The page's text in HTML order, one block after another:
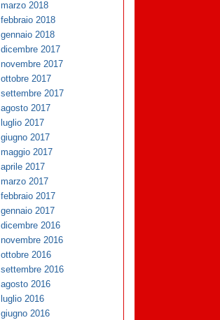
marzo 2018
febbraio 2018
gennaio 2018
dicembre 2017
novembre 2017
ottobre 2017
settembre 2017
agosto 2017
luglio 2017
giugno 2017
maggio 2017
aprile 2017
marzo 2017
febbraio 2017
gennaio 2017
dicembre 2016
novembre 2016
ottobre 2016
settembre 2016
agosto 2016
luglio 2016
giugno 2016